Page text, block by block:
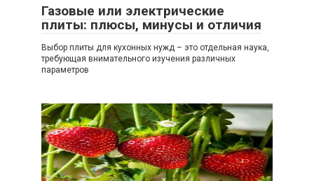
Газовые или электрические
плиты: плюсы, минусы и отличия
Выбор плиты для кухонных нужд – это отдельная наука,
требующая внимательного изучения различных
параметров